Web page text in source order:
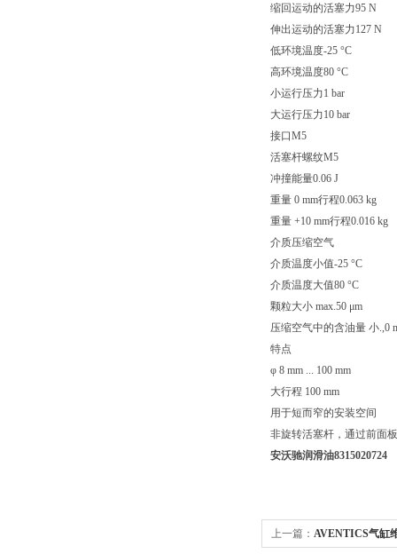
缩回运动的活塞力95 N
伸出运动的活塞力127 N
低环境温度-25 °C
高环境温度80 °C
小运行压力1 bar
大运行压力10 bar
接口M5
活塞杆螺纹M5
冲撞能量0.06 J
重量 0 mm行程0.063 kg
重量 +10 mm行程0.016 kg
介质压缩空气
介质温度小值-25 °C
介质温度大值80 °C
颗粒大小 max.50 μm
压缩空气中的含油量 小.,0
特点
φ 8 mm ... 100 mm
大行程 100 mm
用于短而窄的安装空间
非旋转活塞杆，通过前面
安沃驰润滑油8315020724
上一篇： AVENTICS气缸